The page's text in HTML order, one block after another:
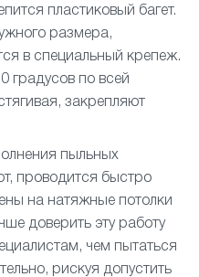
пластиковый багет.
размера,
в специальный крепеж.
градусов по всей
закрепляют
пыльных
проводится быстро
на натяжные потолки
доверить эту работу
чем пытаться
рискуя допустить